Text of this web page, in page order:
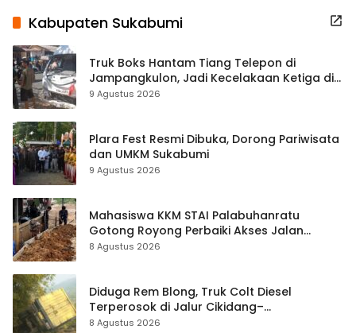
Kabupaten Sukabumi
Truk Boks Hantam Tiang Telepon di
Jampangkulon, Jadi Kecelakaan Ketiga di
Titik yang Sama
9 Agustus 2026
Plara Fest Resmi Dibuka, Dorong Pariwisata
dan UMKM Sukabumi
9 Agustus 2026
Mahasiswa KKM STAI Palabuhanratu
Gotong Royong Perbaiki Akses Jalan
Majelis Ta’lim di Sagaranten
8 Agustus 2026
Diduga Rem Blong, Truk Colt Diesel
Terperosok di Jalur Cikidang–
Palabuhanratu
8 Agustus 2026